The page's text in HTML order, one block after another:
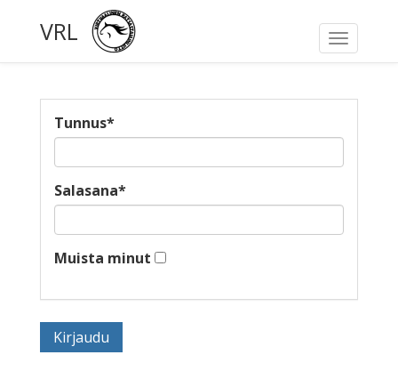
Toggle
VRL
Tunnus*
Salasana*
Muista minut